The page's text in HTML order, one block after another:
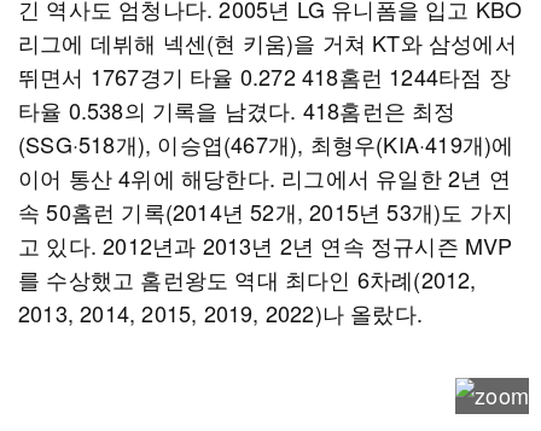
긴 역사도 엄청나다. 2005년 LG 유니폼을 입고 KBO
리그에 데뷔해 넥센(현 키움)을 거쳐 KT와 삼성에서
뛰면서 1767경기 타율 0.272 418홈런 1244타점 장
타율 0.538의 기록을 남겼다. 418홈런은 최정
(SSG·518개), 이승엽(467개), 최형우(KIA·419개)에
이어 통산 4위에 해당한다. 리그에서 유일한 2년 연
속 50홈런 기록(2014년 52개, 2015년 53개)도 가지
고 있다. 2012년과 2013년 2년 연속 정규시즌 MVP
를 수상했고 홈런왕도 역대 최다인 6차례(2012,
2013, 2014, 2015, 2019, 2022)나 올랐다.